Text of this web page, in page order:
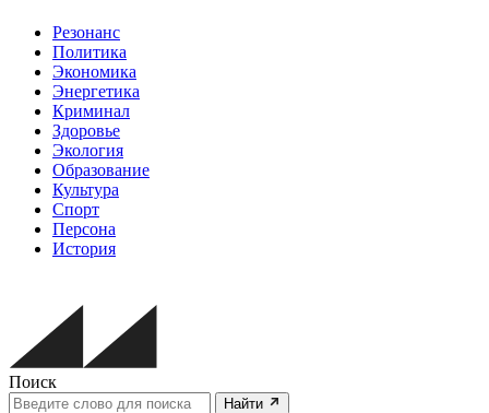
Резонанс
Политика
Экономика
Энергетика
Криминал
Здоровье
Экология
Образование
Культура
Спорт
Персона
История
Поиск
Найти